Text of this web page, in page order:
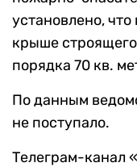
установлено,
крыше
порядка 70 кв.
По данным
не поступало.
Телеграм-канал